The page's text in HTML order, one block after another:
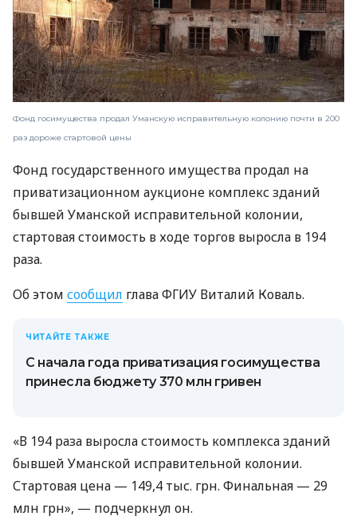
Фонд госимущества продал Уманскую исправительную колонию почти в 200
раз дороже стартовой цены
Фонд государственного имущества продал на
приватизационном аукционе комплекс зданий
бывшей Уманской исправительной колонии,
стартовая стоимость в ходе торгов выросла в 194
раза.
Об этом сообщил глава ФГИУ Виталий Коваль.
ЧИТАЙТЕ ТАКЖЕ
С начала года приватизация госимущества
принесла бюджету 370 млн гривен
«В 194 раза выросла стоимость комплекса зданий
бывшей Уманской исправительной колонии.
Стартовая цена — 149,4 тыс. грн. Финальная — 29
млн грн», — подчеркнул он.